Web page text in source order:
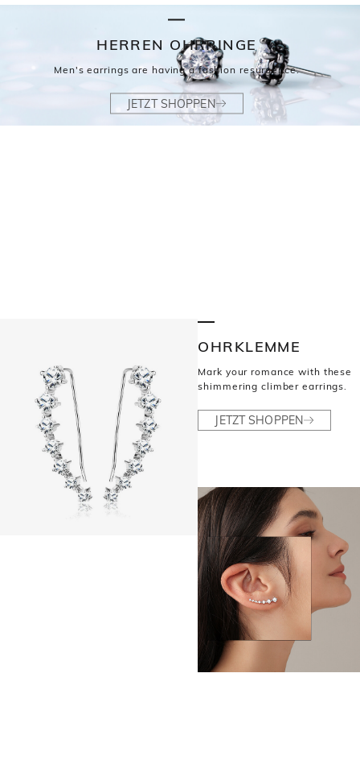
HERREN OHRRINGE
Men's earrings are having a fashion resurgence.
JETZT SHOPPEN
OHRKLEMME
Mark your romance with these
shimmering climber earrings.
JETZT SHOPPEN